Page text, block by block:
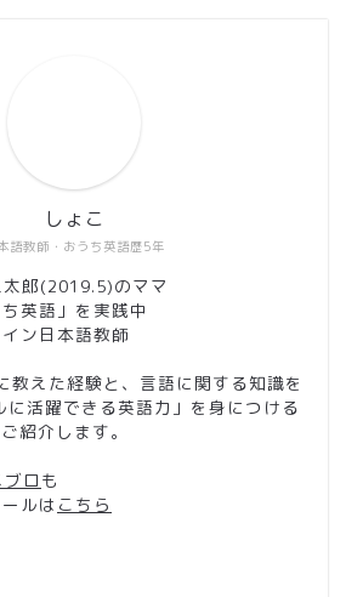
語教師・おうち英語歴5年
しょこ
郎(2019.5)のママ
英語」を実践中
ン日本語教師
教えた経験と、言語に関する知識を
に活躍できる英語力」を身につける
紹介します。
ブロ も
ルは こちら